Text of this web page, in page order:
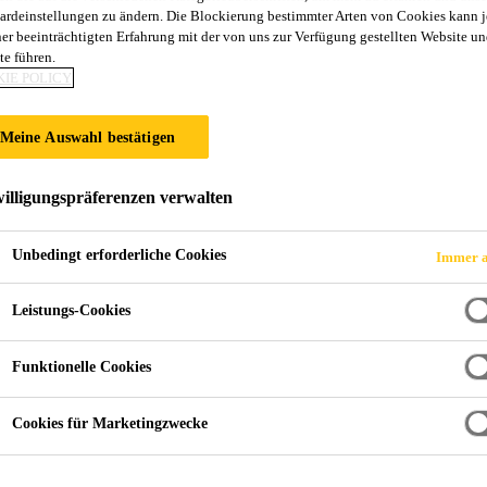
für Sika® Ucrete® RG
thixotrope Grundierung und Porenfüller auf
frisch in frisch mit Sika® Ucrete® RG überarbeitet.
des Sika® Ucrete® RG von Vertikalflächen
Applikation
zu ändern. Die Blockierung bestimmter Arten von Cookies kann
beeinträchtigten Erfahrung mit der von uns zur Verfügung gestellten Website
führen.
POLICY
Meine Auswahl bestätigen
verwalten
Unbedingt erforderliche Cookies Immer
Leistungs-Cookies
Funktionelle Cookies
Cookies für Marketingzwecke